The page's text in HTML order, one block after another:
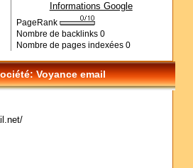
Informations Google
PageRank
Nombre de backlinks 0
Nombre de pages indexées 0
Voyance email